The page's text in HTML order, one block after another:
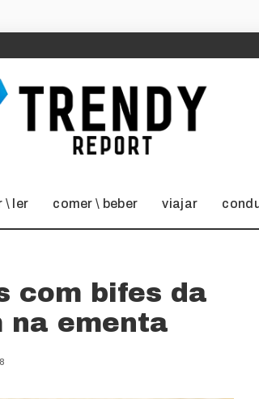
\ ler comer \ beber viajar
com bifes da
na ementa